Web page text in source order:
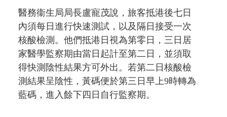
醫務衞生局局長盧寵茂說，旅客抵港後七日
內須每日進行快速測試，以及隔日接受一次
核酸檢測。他們抵港日視為第零日，三日居
家醫學監察期由當日起計至第二日，並須取
得快測陰性結果方可外出。若第二日核酸檢
測結果呈陰性，黃碼便於第三日早上9時轉為
藍碼，進入餘下四日自行監察期。